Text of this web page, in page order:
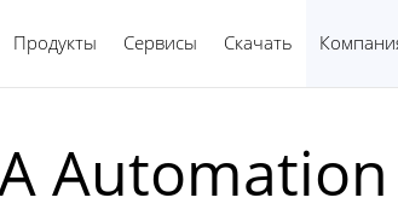
Продукты Сервисы Скачать